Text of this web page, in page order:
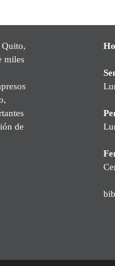
Quito,
miles
de